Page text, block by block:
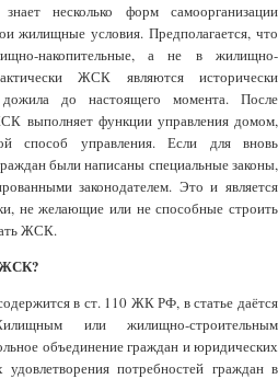
несколько форм самоорганизации
жилищные условия. Предполагается, что
накопительные, а не в жилищно-
ЖСК являются исторически
до настоящего момента. После
выполняет функции управления домом,
способ управления. Если для вновь
были написаны специальные законы,
законодателем. Это и является
не желающие или не способные строить
ЖСК.
ЖСК?
в ст. 110 ЖК РФ, в статье даётся
или жилищно-строительным
объединение граждан и юридических
потребностей граждан в